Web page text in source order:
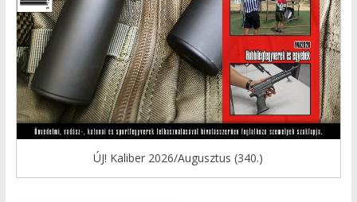
ÚJ! Kaliber 2026/Augusztus (340.)